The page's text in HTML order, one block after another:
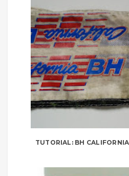
TUTORIAL: BH